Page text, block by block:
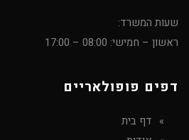
שעות המשרד:
ראשון – חמישי: 08:00 – 17:00
דפים פופולאריים
דף בית